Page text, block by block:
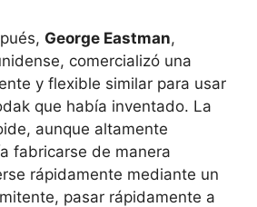
George Eastman,
comercializó una
y flexible similar para usar
que había inventado. La
aunque altamente
fabricarse de manera
rápidamente mediante un
pasar rápidamente a